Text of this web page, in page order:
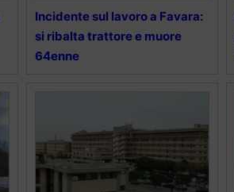
Incidente sul lavoro a Favara:
si ribalta trattore e muore
64enne